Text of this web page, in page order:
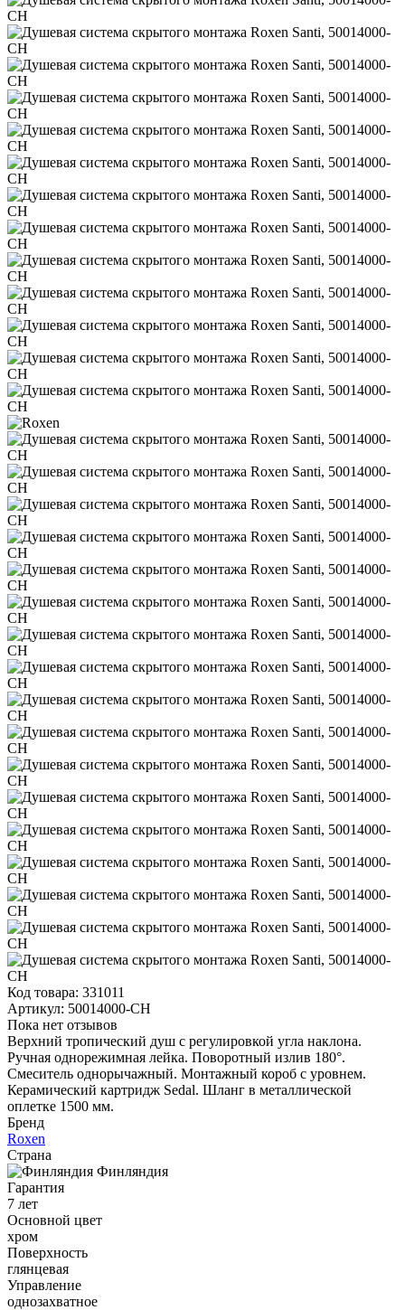
Код товара: 331011
Артикул: 50014000-CH
Пока нет отзывов
Верхний тропический душ с регулировкой угла наклона.
Ручная однорежимная лейка. Поворотный излив 180°.
Смеситель однорычажный. Монтажный короб с уровнем.
Керамический картридж Sedal. Шланг в металлической
оплетке 1500 мм.
Бренд
Roxen
Страна
Финляндия
Гарантия
7 лет
Основной цвет
хром
Поверхность
глянцевая
Управление
однозахватное